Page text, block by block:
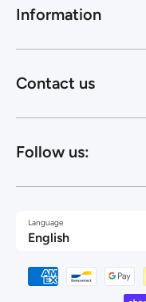
Information
Contact us
Follow us:
Language
English